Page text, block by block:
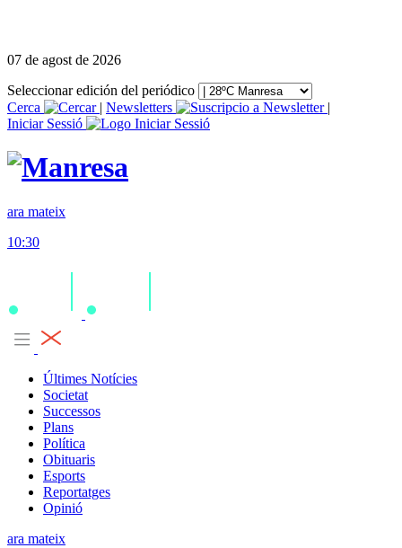
07 de agost de 2026
Seleccionar edición del periódico
Cerca
| Newsletters
|
Iniciar Sessió
ara mateix
10:30
Últimes Notícies
Societat
Successos
Plans
Política
Obituaris
Esports
Reportatges
Opinió
ara mateix